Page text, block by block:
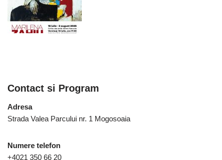
Contact si Program
Adresa
Strada Valea Parcului nr. 1 Mogosoaia
Numere telefon
+4021 350 66 20